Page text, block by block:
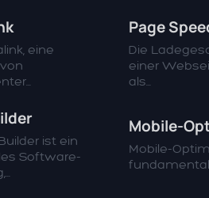
eine
Page
Die
einer
als...
ist ein
Software-
Mobile-
Mobile-